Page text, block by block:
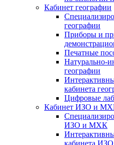
Кабинет географии
географии
Приборы и
Печатные
Натурально-
географии
кабинета
Цифровые
Кабинет ИЗО и
ИЗО и МХК
кабинета